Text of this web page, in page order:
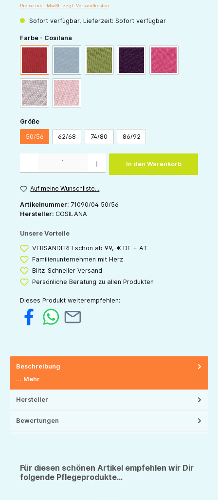
Preise inkl. MwSt. zzgl. Versandkosten
Sofort verfügbar, Lieferzeit: Sofort verfügbar
Farbe - Cosilana
marine
(Diese Option ist zurzeit nicht verfügbar.)
grün pflaume pink
grau rose
Größeauswählen
50/56 62/68 74/80 86/92
In den Warenkorb
Auf meine Wunschliste...
Artikelnummer: 71090/04 50/56
Hersteller: COSILANA
Unsere Vorteile
VERSANDFREI schon ab 99,-€ DE + AT
Familienunternehmen mit Herz
Blitz-Schneller Versand
Persönliche Beratung zu allen Produkten
Dieses Produkt weiterempfehlen:
Beschreibung
… Mehr
Hersteller
Bewertungen
Für diesen schönen Artikel empfehlen wir Dir
folgende Pflegeprodukte...